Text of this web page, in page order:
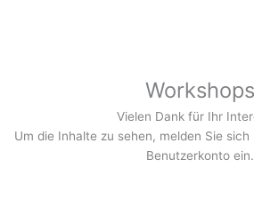
Workshops
Vielen Dank für Ihr
Um die Inhalte zu sehen, melden Sie
Benutzerkonto ein.